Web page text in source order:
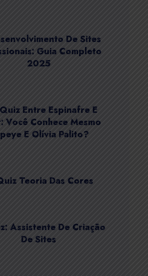
De Sites
Guia Completo
2025
Quiz Entre Espinafre E
Você Conhece Mesmo
E Olívia Palito?
Teoria Das Cores
Assistente De Criação
De Sites